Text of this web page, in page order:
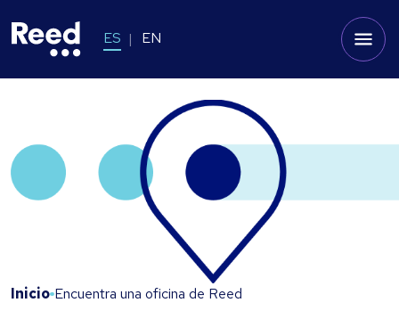
ES EN
Inicio Encuentra una oficina de Reed